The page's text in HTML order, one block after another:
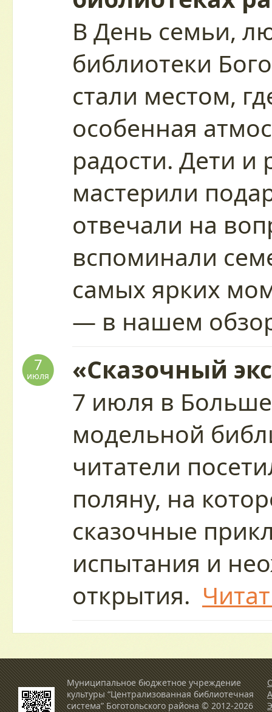
В День семьи,
библиотеки
стали местом,
особенная
радости. Дети и
мастерили
отвечали на
вспоминали
самых ярких
— в нашем
7
июля
«Сказочный
7 июля в
модельной
читатели
поляну, на
сказочные
испытания и
открытия.
Муниципальное бюджетное учреждение
культуры “Централизованная библиотечная
система” Боготольского района © 2012-2026